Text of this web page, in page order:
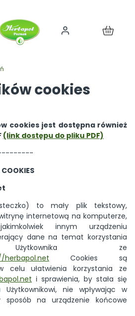
Produkty
cookies
cookies jest dostępna również
(link dostępu do pliku PDF)
to mały plik tekstowy,
internetową na komputerze,
innym urządzeniu
dane na temat korzystania
ze
herbapol.net Cookies są
celu ułatwienia korzystania ze
i sprawienia, by stała się
Użytkownikowi, nie wpływając w
sposób na urządzenie końcowe